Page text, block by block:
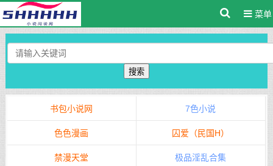
菜单
搜索
书包小说网 7色小说
色色漫画 囚爱（民国H）
禁漫天堂 极品淫乱合集